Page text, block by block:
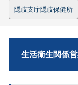
隠岐支庁隠岐保健所
生活衛生関係